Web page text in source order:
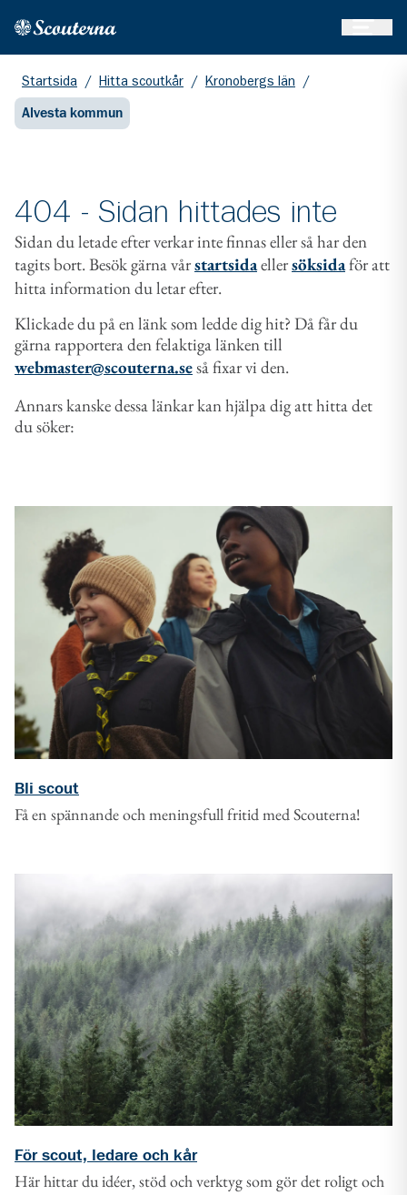
Hem
Startsida / Hitta scoutkår / Kronobergs län /
Alvesta kommun
404 - Sidan hittades inte
Sidan du letade efter verkar inte finnas eller så har den
tagits bort. Besök gärna vårstartsidaellersöksidaför att
hitta information du letar efter.
Klickade du på en länk som ledde dig hit? Då får du
gärna rapportera den felaktiga länken till
webmaster@scouterna.seså fixar vi den.
Annars kanske dessa länkar kan hjälpa dig att hitta det
du söker:
Bli scout
Få en spännande och meningsfull fritid med Scouterna!
För scout, ledare och kår
Här hittar du idéer, stöd och verktyg som gör det roligt och